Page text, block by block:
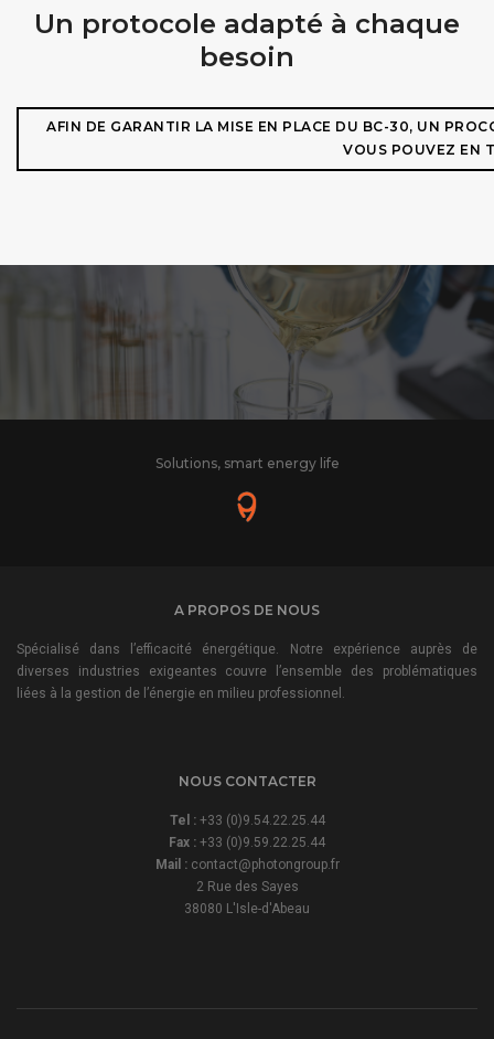
Un protocole adapté à chaque
besoin
AFIN DE GARANTIR LA MISE EN PLACE DU BC-30, UN
VOUS POUVEZ EN
Solutions, smart energy life
A PROPOS DE NOUS
Spécialisé dans l’efficacité énergétique. Notre expérience auprès de
diverses industries exigeantes couvre l’ensemble des problématiques
liées à la gestion de l’énergie en milieu professionnel.
NOUS CONTACTER
Tel :+33 (0)9.54.22.25.44
Fax : +33 (0)9.59.22.25.44
Mail : contact@photongroup.fr
2 Rue des Sayes
38080 L'Isle-d'Abeau